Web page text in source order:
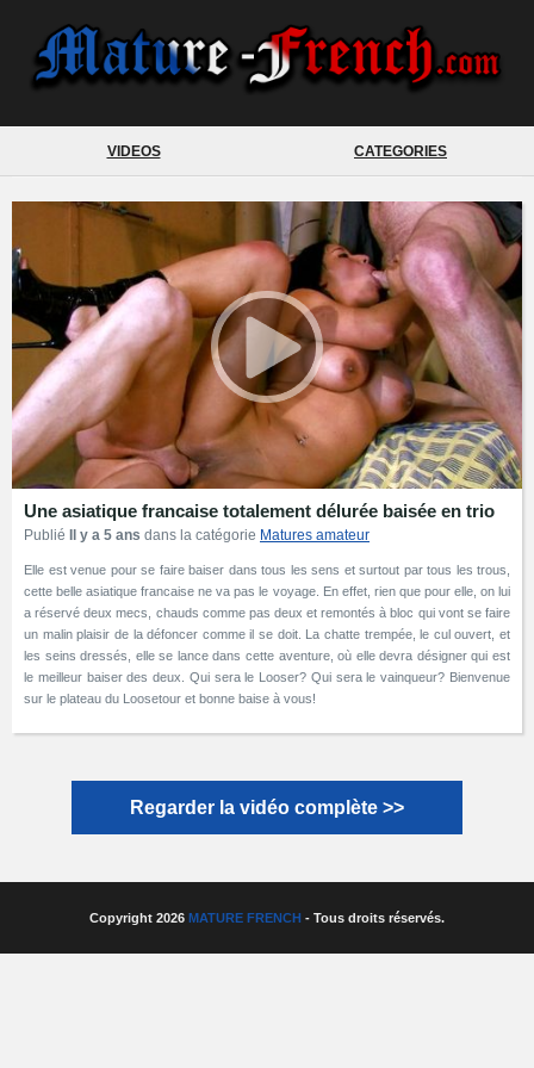
VIDEOS CATEGORIES
Une asiatique francaise totalement délurée baisée en trio
Publié Il y a 5 ans dans la catégorie Matures amateur
Elle est venue pour se faire baiser dans tous les sens et surtout par tous les trous,
cette belle asiatique francaise ne va pas le voyage. En effet, rien que pour elle, on lui
a réservé deux mecs, chauds comme pas deux et remontés à bloc qui vont se faire
un malin plaisir de la défoncer comme il se doit. La chatte trempée, le cul ouvert, et
les seins dressés, elle se lance dans cette aventure, où elle devra désigner qui est
le meilleur baiser des deux. Qui sera le Looser? Qui sera le vainqueur? Bienvenue
sur le plateau du Loosetour et bonne baise à vous!
Regarder la vidéo complète >>
Copyright 2026 MATURE FRENCH - Tous droits réservés.